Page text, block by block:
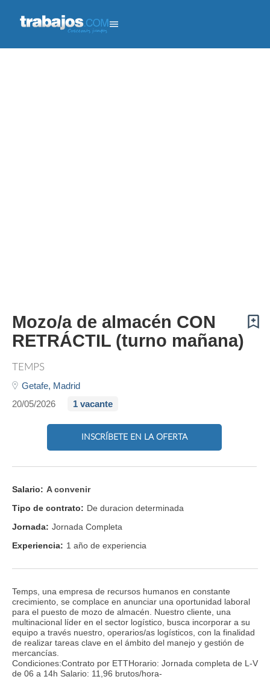
Mozo/a de almacén CON
RETRÁCTIL (turno mañana)
TEMPS
Getafe, Madrid
20/05/2026
1 vacante
INSCRÍBETE EN LA OFERTA
Salario: A convenir
Tipo de contrato: De duracion determinada
Jornada: Jornada Completa
Experiencia: 1 año de experiencia
Temps, una empresa de recursos humanos en constante
crecimiento, se complace en anunciar una oportunidad laboral
para el puesto de mozo de almacén. Nuestro cliente, una
multinacional líder en el sector logístico, busca incorporar a su
equipo a través nuestro, operarios/as logísticos, con la finalidad
de realizar tareas clave en el ámbito del manejo y gestión de
mercancías.
Condiciones:Contrato por ETTHorario: Jornada completa de L-V
de 06 a 14h Salario: 11,96 brutos/hora-